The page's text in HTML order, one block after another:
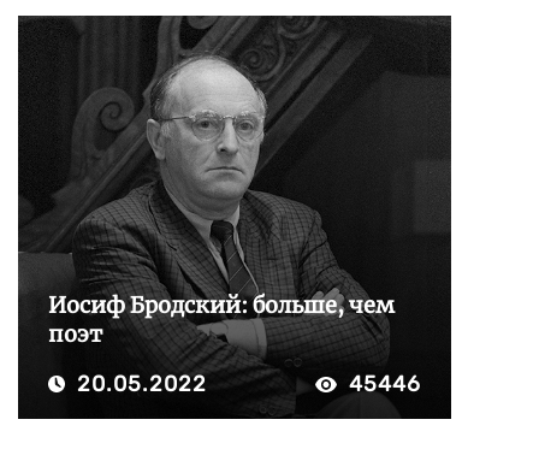
Иосиф Бродский: больше, чем
поэт
20.05.2022 45446